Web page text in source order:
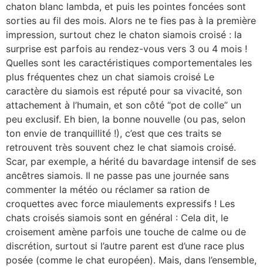
chaton blanc lambda, et puis les pointes foncées sont
sorties au fil des mois. Alors ne te fies pas à la première
impression, surtout chez le chaton siamois croisé : la
surprise est parfois au rendez-vous vers 3 ou 4 mois !
Quelles sont les caractéristiques comportementales les
plus fréquentes chez un chat siamois croisé Le
caractère du siamois est réputé pour sa vivacité, son
attachement à l’humain, et son côté “pot de colle” un
peu exclusif. Eh bien, la bonne nouvelle (ou pas, selon
ton envie de tranquillité !), c’est que ces traits se
retrouvent très souvent chez le chat siamois croisé.
Scar, par exemple, a hérité du bavardage intensif de ses
ancêtres siamois. Il ne passe pas une journée sans
commenter la météo ou réclamer sa ration de
croquettes avec force miaulements expressifs ! Les
chats croisés siamois sont en général : Cela dit, le
croisement amène parfois une touche de calme ou de
discrétion, surtout si l’autre parent est d’une race plus
posée (comme le chat européen). Mais, dans l’ensemble,